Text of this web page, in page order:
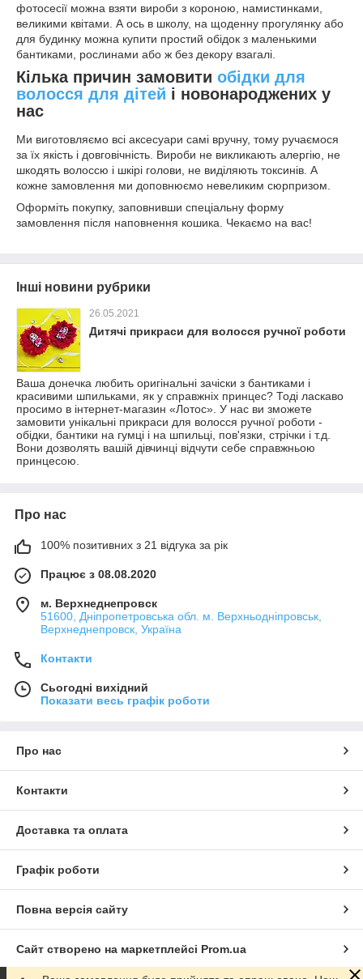
фотосесії можна взяти вироби з короною, намистинками,
великими квітами. А ось в школу, на щоденну прогулянку або
для будинку можна купити простий обідок з маленькими
бантиками, рослинами або ж без декору взагалі.
Кілька причин замовити обідки для
волосся для дітей і новонароджених у
нас
Ми виготовляємо всі аксесуари самі вручну, тому ручаємося
за їх якість і довговічність. Вироби не викликають алергію, не
шкодять волоссю і шкірі голови, не виділяють токсинів. А
кожне замовлення ми доповнюємо невеликим сюрпризом.
Оформіть покупку, заповнивши спеціальну форму
замовлення після наповнення кошика. Чекаємо на вас!
Інші новини рубрики
26.05.2021
Дитячі прикраси для волосся ручної роботи
Ваша донечка любить оригінальні зачіски з бантиками і
красивими шпильками, як у справжніх принцес? Тоді ласкаво
просимо в інтернет-магазин «Лотос». У нас ви зможете
замовити унікальні прикраси для волосся ручної роботи -
обідки, бантики на гумці і на шпильці, пов'язки, стрічки і т.д.
Вони дозволять вашій дівчинці відчути себе справжньою
принцесою.
Про нас
100% позитивних з 21 відгука за рік
Працює з 08.08.2020
м. Верхнеднепровск
51600, Дніпропетровська обл. м. Верхньодніпровськ,
Верхнеднепровск, Україна
Контакти
Сьогодні вихідний
Показати весь графік роботи
Про нас
Контакти
Доставка та оплата
Графік роботи
Повна версія сайту
Сайт створено на маркетплейсі Prom.ua